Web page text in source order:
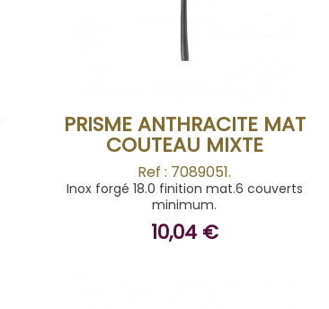
BUY
PRISME ANTHRACITE MAT
COUTEAU MIXTE
Ref : 7089051.
Inox forgé 18.0 finition mat.6 couverts
minimum.
10,04 €